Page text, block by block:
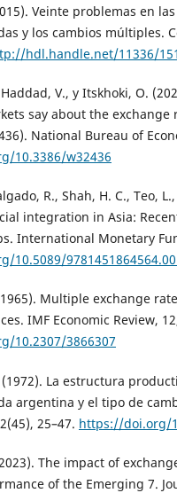
Veinte problemas en
y los cambios múltiples.
hdl.handle.net/11336/
V., y Itskhoki, O.
say about the exchange
National Bureau of
10.3386/w32436
R., Shah, H. C., Teo,
integration in Asia:
International Monetary
10.5089/
Multiple exchange
IMF Economic Review,
10.2307/3866307
La estructura
argentina y el tipo de
25–47. https://doi.org/
The impact of
of the Emerging 7.